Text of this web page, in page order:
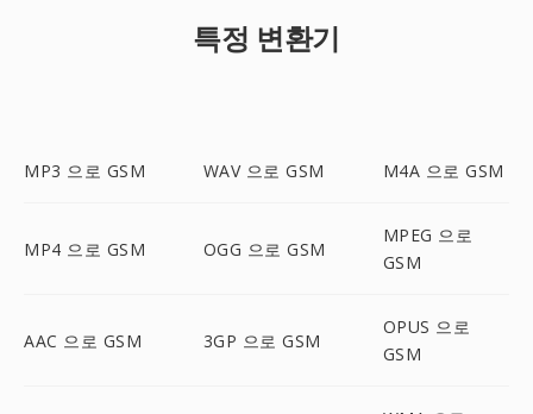
특정 변환기
MP3 으로 GSM WAV 으로 GSM M4A 으로 GSM
MP4 으로 GSM OGG 으로 GSM
MPEG 으로
GSM
AAC 으로 GSM 3GP 으로 GSM
OPUS 으로
GSM